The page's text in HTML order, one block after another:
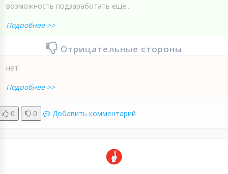
возможность подзаработать ещё...
Подробнее >>
Отрицательные стороны
нет
Подробнее >>
0 0 Добавить комментарий